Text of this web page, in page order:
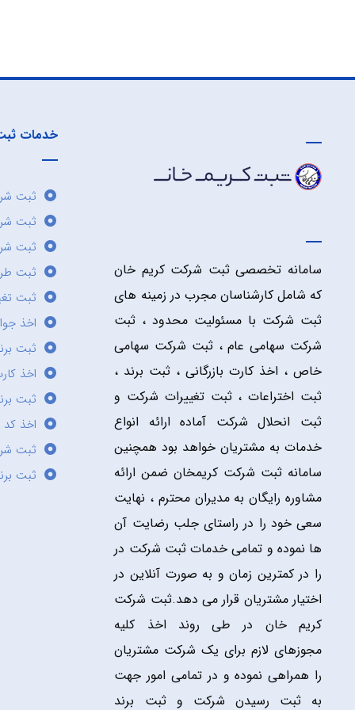
سامانه تخصصی ثبت شرکت کریم خان
که شامل کارشناسان مجرب در زمینه های
ثبت شرکت با مسئولیت محدود ، ثبت
شرکت سهامی عام ، ثبت شرکت سهامی
خاص ، اخذ کارت بازرگانی ، ثبت برند ،
ثبت اختراعات ، ثبت تغییرات شرکت و
ثبت انحلال شرکت آماده ارائه انواع
خدمات به مشتریان خواهد بود همچنین
سامانه ثبت شرکت کریمخان ضمن ارائه
مشاوره رایگان به مدیران محترم ، نهایت
سعی خود را در راستای جلب رضایت آن
ها نموده و تمامی خدمات ثبت شرکت در
را در کمترین زمان و به صورت آنلاین در
اختیار مشتریان قرار می دهد.ثبت شرکت
کریم خان در طی روند اخذ کلیه
مجوزهای لازم برای یک شرکت مشتریان
را همراهی نموده و در تمامی امور جهت
به ثبت رسیدن شرکت و ثبت برند
خدمات
ثبت
ثبت
ثبت
ثبت
ثبت
اخذ
ثبت
اخذ
ثبت
اخذ کد
ثبت
ثبت